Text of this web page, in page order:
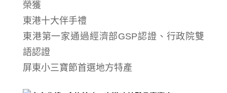
榮獲
東港十大伴手禮
東港第一家通過經濟部GSP認證、行政院雙
語認證
屏東小三寶節首選地方特產